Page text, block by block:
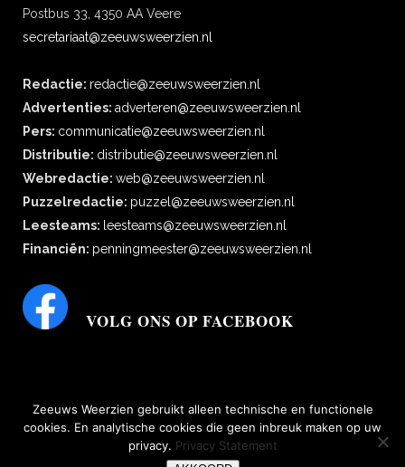
Postbus 33, 4350 AA Veere
secretariaat@zeeuwsweerzien.nl
Redactie: redactie@zeeuwsweerzien.nl
Advertenties: adverteren@zeeuwsweerzien.nl
Pers: communicatie@zeeuwsweerzien.nl
Distributie: distributie@zeeuwsweerzien.nl
Webredactie: web@zeeuwsweerzien.nl
Puzzelredactie: puzzel@zeeuwsweerzien.nl
Leesteams: leesteams@zeeuwsweerzien.nl
Financiën: penningmeester@zeeuwsweerzien.nl
VOLG ONS OP FACEBOOK
bescherming persoonsgegevens|Disclaimer, copyright, aansprakelijkheid,
Zeeuws Weerzien gebruikt alleen technische en functionele
cookies. En analytische cookies die geen inbreuk maken op uw
privacy. Privacy Statement